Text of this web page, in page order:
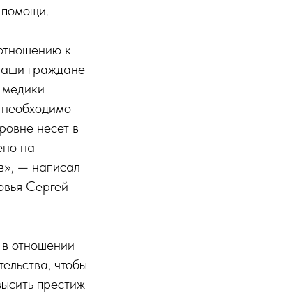
к
граждане
несет в
на
— написал
Сергей
отношении
чтобы
престиж